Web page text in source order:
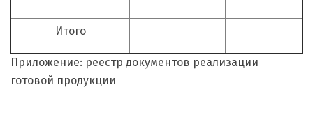
Итого
Приложение: реестр документов реализации
готовой продукции